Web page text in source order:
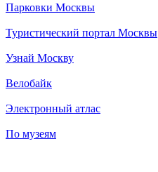
Парковки Москвы
Туристический портал Москвы
Узнай Москву
Велобайк
Электронный атлас
По музеям